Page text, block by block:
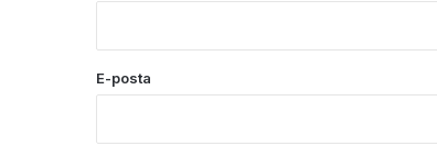
E-posta